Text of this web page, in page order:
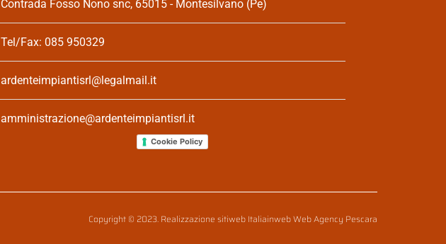
Contrada Fosso Nono snc, 65015 - Montesilvano (Pe)
Tel/Fax: 085 950329
ardenteimpiantisrl@legalmail.it
amministrazione@ardenteimpiantisrl.it
Cookie Policy
Copyright © 2023. Realizzazione sitiweb ItaliainwebWeb Agency Pescara